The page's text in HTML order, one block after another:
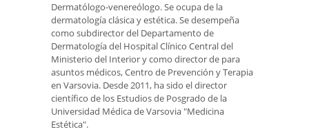
Dermatólogo-venereólogo. Se ocupa de la
dermatología clásica y estética. Se desempeña
como subdirector del Departamento de
Dermatología del Hospital Clínico Central del
Ministerio del Interior y como director de para
asuntos médicos, Centro de Prevención y Terapia
en Varsovia. Desde 2011, ha sido el director
científico de los Estudios de Posgrado de la
Universidad Médica de Varsovia "Medicina
Estética".